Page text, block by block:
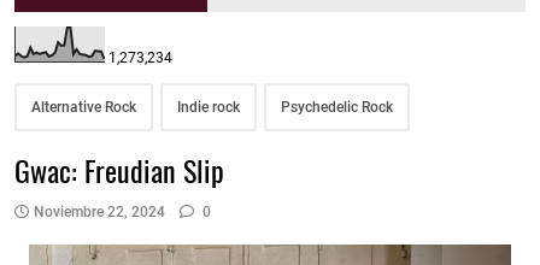
1,273,234
Alternative Rock Indie rock Psychedelic Rock
Gwac: Freudian Slip
Noviembre 22, 2024 0